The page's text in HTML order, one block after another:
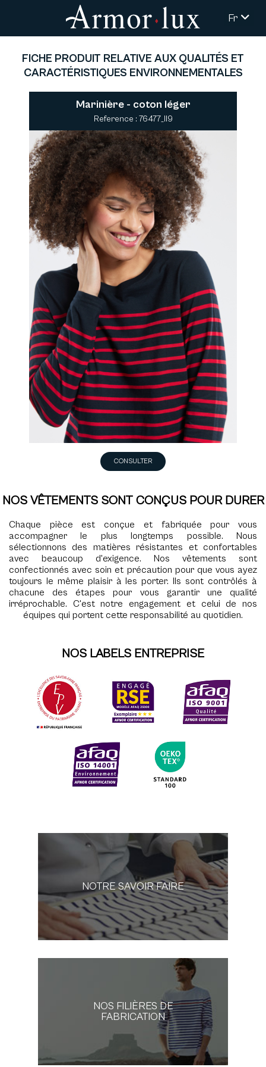
Fr
FICHE PRODUIT RELATIVE AUX QUALITÉS ET
CARACTÉRISTIQUES ENVIRONNEMENTALES
Marinière - coton léger
Reference : 76477_II9
CONSULTER
NOS VÊTEMENTS SONT CONÇUS POUR DURER
Chaque pièce est conçue et fabriquée pour vous
accompagner le plus longtemps possible. Nous
sélectionnons des matières résistantes et confortables
avec beaucoup d'exigence. Nos vêtements sont
confectionnés avec soin et précaution pour que vous ayez
toujours le même plaisir à les porter. Ils sont contrôlés à
chacune des étapes pour vous garantir une qualité
irréprochable. C'est notre engagement et celui de nos
équipes qui portent cette responsabilité au quotidien.
NOS LABELS ENTREPRISE
NOTRE SAVOIR FAIRE
NOS FILIÈRES DE
FABRICATION